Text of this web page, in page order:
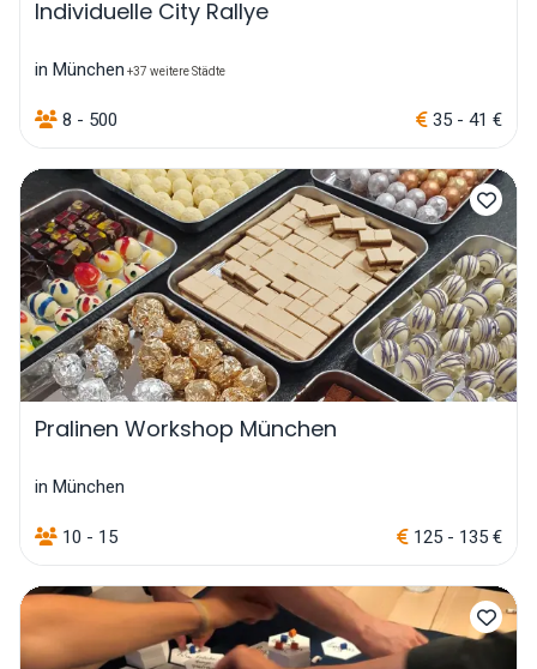
Individuelle City Rallye
in München +37 weitere Städte
8 - 500 35 - 41 €
Pralinen Workshop München
in München
10 - 15 125 - 135 €